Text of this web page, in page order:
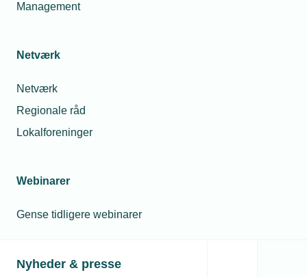
Management
Netværk
Netværk
Regionale råd
Lokalforeninger
Webinarer
Gense tidligere webinarer
Nyheder & presse